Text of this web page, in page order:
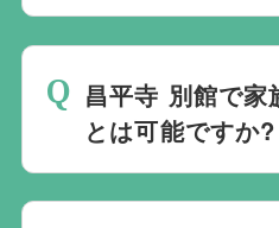
ご希望がありまし
ください。
れる人数によって
か注意しておくと良
は斎場を熟知して
点がありましたら
昌平寺 別館で家
とは可能ですか?